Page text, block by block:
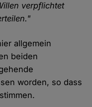
verpflichtet
allgemein
beiden
worden, so dass